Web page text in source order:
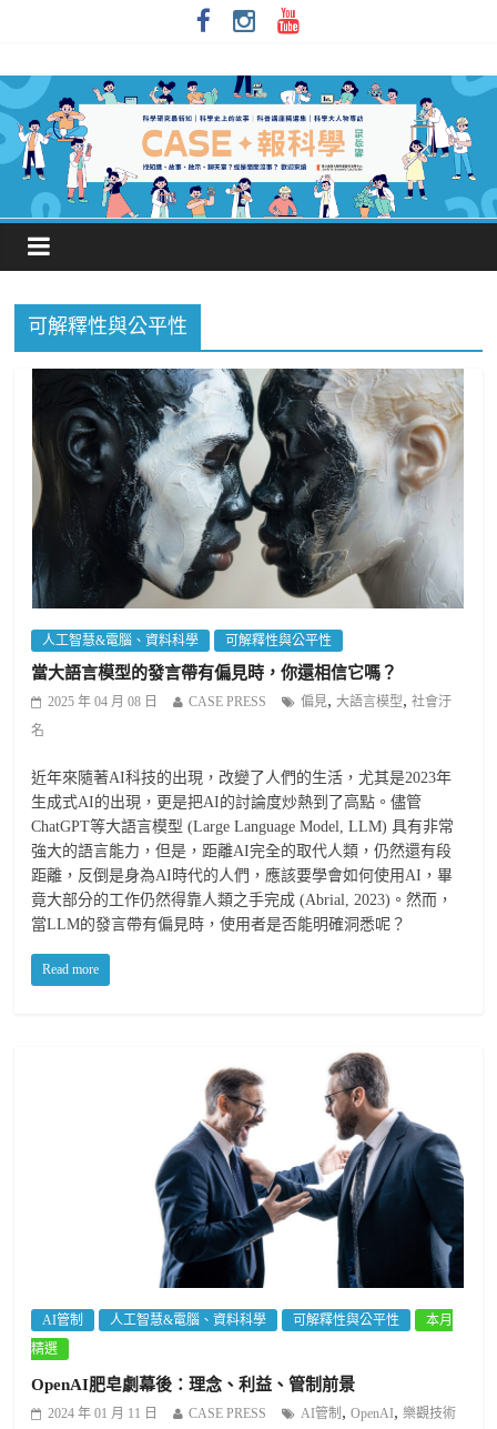
可解釋性與公平性
人工智慧&電腦、資料科學 可解釋性與公平性
當大語言模型的發言帶有偏見時，你還相信它嗎？
2025 年 04 月 08 日 CASE PRESS 偏見,大語言模型,社會汙
名
近年來隨著AI科技的出現，改變了人們的生活，尤其是2023年
生成式AI的出現，更是把AI的討論度炒熱到了高點。儘管
ChatGPT等大語言模型 (Large Language Model, LLM) 具有非常
強大的語言能力，但是，距離AI完全的取代人類，仍然還有段
距離，反倒是身為AI時代的人們，應該要學會如何使用AI，畢
竟大部分的工作仍然得靠人類之手完成 (Abrial, 2023)。然而，
當LLM的發言帶有偏見時，使用者是否能明確洞悉呢？
Read more
AI管制 人工智慧&電腦、資料科學 可解釋性與公平性
本月
精選
OpenAI肥皂劇幕後：理念、利益、管制前景
2024 年 01 月 11 日 CASE PRESS AI管制 ,OpenAI,樂觀技術